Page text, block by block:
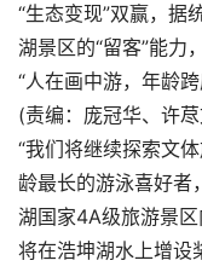
“生态变现”双赢，据
湖景区的“留客”能力
“人在画中游，年龄
(责编：庞冠华、许
“我们将继续探索文
龄最长的游泳喜好者
湖国家4A级旅游景区
将在浩坤湖水上增设